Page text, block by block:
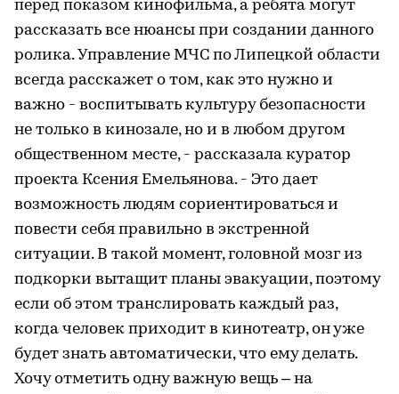
перед показом кинофильма, а ребята могут
рассказать все нюансы при создании данного
ролика. Управление МЧС по Липецкой области
всегда расскажет о том, как это нужно и
важно - воспитывать культуру безопасности
не только в кинозале, но и в любом другом
общественном месте, - рассказала куратор
проекта Ксения Емельянова. - Это дает
возможность людям сориентироваться и
повести себя правильно в экстренной
ситуации. В такой момент, головной мозг из
подкорки вытащит планы эвакуации, поэтому
если об этом транслировать каждый раз,
когда человек приходит в кинотеатр, он уже
будет знать автоматически, что ему делать.
Хочу отметить одну важную вещь – на